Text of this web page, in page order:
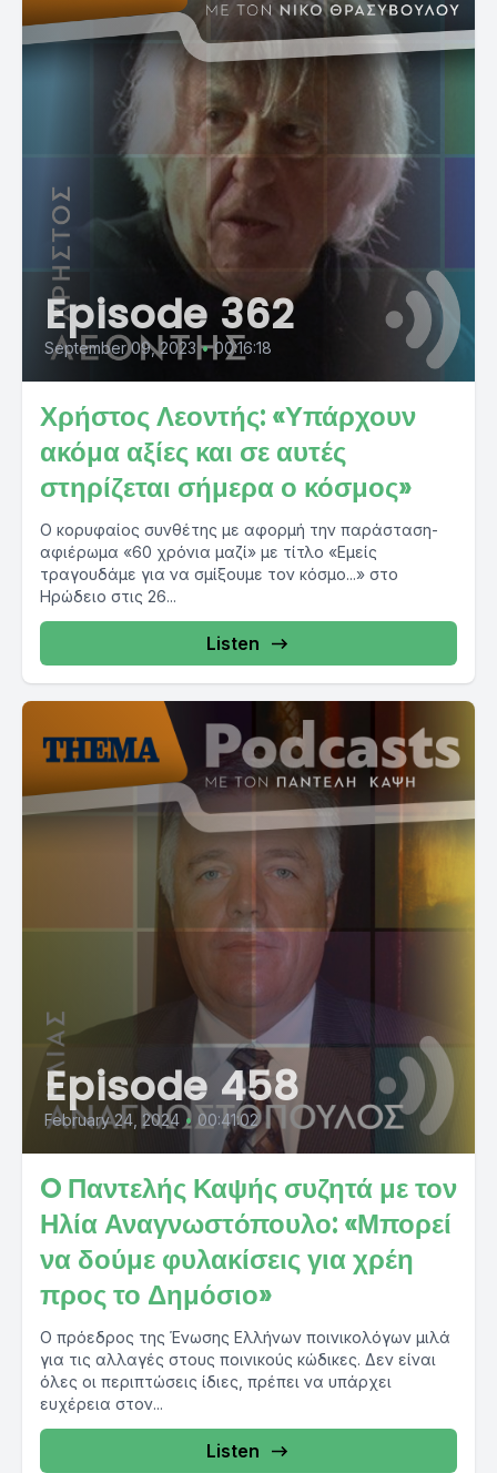
Episode 362
September 09, 2023 • 00:16:18
Χρήστος Λεοντής: «Υπάρχουν
ακόμα αξίες και σε αυτές
στηρίζεται σήμερα ο κόσμος»
Ο κορυφαίος συνθέτης με αφορμή την παράσταση-
αφιέρωμα «60 χρόνια μαζί» με τίτλο «Εμείς
τραγουδάμε για να σμίξουμε τον κόσμο...» στο
Ηρώδειο στις 26...
Listen
Episode 458
February 24, 2024 • 00:41:02
O Παντελής Καψής συζητά με τον
Ηλία Αναγνωστόπουλο: «Μπορεί
να δούμε φυλακίσεις για χρέη
προς το Δημόσιο»
Ο πρόεδρος της Ένωσης Ελλήνων ποινικολόγων μιλά
για τις αλλαγές στους ποινικούς κώδικες. Δεν είναι
όλες οι περιπτώσεις ίδιες, πρέπει να υπάρχει
ευχέρεια στον...
Listen